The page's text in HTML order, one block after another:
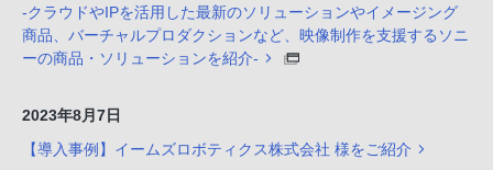
-クラウドやIPを活用した最新のソリューションやイメージング
商品、バーチャルプロダクションなど、映像制作を支援するソニ
ーの商品・ソリューションを紹介-
2023年8月7日
【導入事例】イームズロボティクス株式会社 様をご紹介